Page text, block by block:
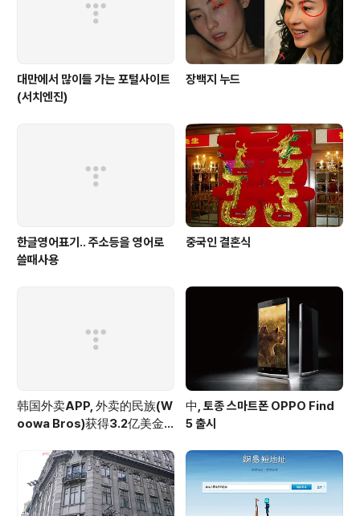
대만에서 많이들 가는 포털사이트
(서치엔진)
장백지 누드
한글영어표기.. 주소등을 영어로
쓸때사용
중국인 결혼식
韩国外卖APP, 外卖的民族(W
oowa Bros)获得3.2亿美金
中, 토종 스마트폰 OPPO Find
5 출시